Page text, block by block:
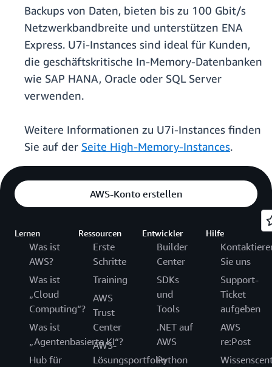
Backups von Daten, bieten bis zu 100 Gbit/s
Netzwerkbandbreite und unterstützen ENA
Express. U7i-Instances sind ideal für Kunden,
die geschäftskritische In-Memory-Datenbanken
wie SAP HANA, Oracle oder SQL Server
verwenden.
Weitere Informationen zu U7i-Instances finden
Sie auf der Seite High-Memory-Instances.
AWS-Konto erstellen
Lernen
Was ist
AWS?
Was ist
„Cloud
Computing“?
Was ist
„Agentenbasierte KI“?
Hub für
Ressourcen
Erste
Schritte
Training
AWS
Trust
Center
AWS-
Lösungsportfolio
Entwickler
Builder
Center
SDKs
und
Tools
.NET auf
AWS
Python
Hilfe
Sie uns
Support-
Ticket
aufgeben
AWS
re:Post